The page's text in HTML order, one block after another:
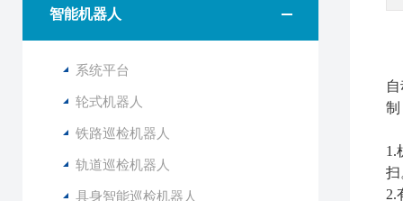
智能机器人
系统平台
轮式机器人
铁路巡检机器人
轨道巡检机器人
具身智能巡检机器人
制
1.
扫
2.